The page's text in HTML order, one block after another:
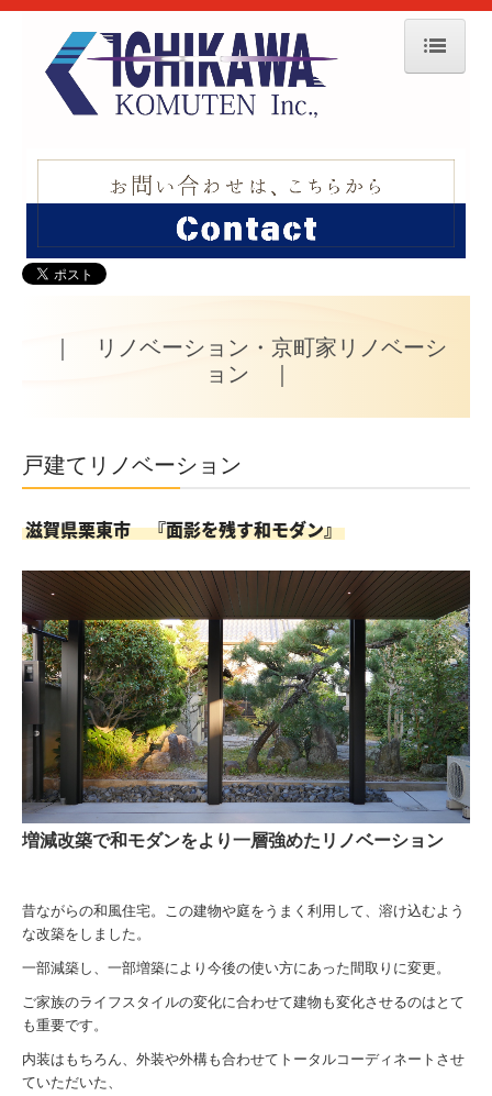
ホーム
市川工務店の家づくり
アフターフォロー
施工事例
スタッフ紹介
スタッフブログ
お問合せ
｜ リノベーション・京町家リノベーシ
ョン ｜
戸建てリノベーション
滋賀県栗東市 『面影を残す和モダン』
増減改築で和モダンをより一層強めたリノベーション
昔ながらの和風住宅。この建物や庭をうまく利用して、溶け込むよう
な改築をしました。
一部減築し、一部増築により今後の使い方にあった間取りに変更。
ご家族のライフスタイルの変化に合わせて建物も変化させるのはとて
も重要です。
内装はもちろん、外装や外構も合わせてトータルコーディネートさせ
ていただいた、